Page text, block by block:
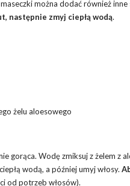
można dodać również
następnie zmyj ciepłą wodą.
żelu aloesowego
gorąca. Wodę zmiksuj z żelem z
wodą, a później umyj włosy.
od potrzeb włosów).